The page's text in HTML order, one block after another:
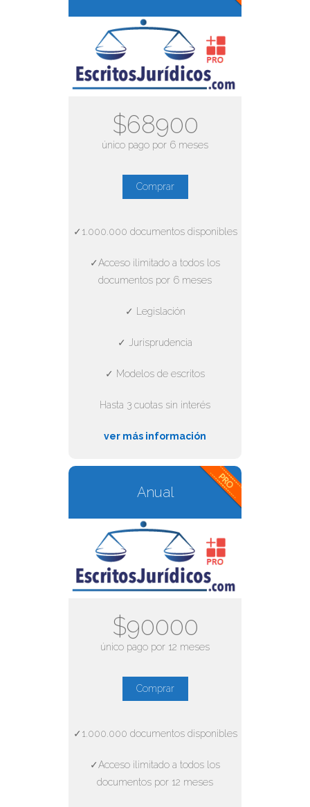
$68900
único pago por 6 meses
Comprar
✓1.000.000 documentos disponibles
✓Acceso ilimitado a todos los
documentos por 6 meses
✓ Legislación
✓ Jurisprudencia
✓ Modelos de escritos
Hasta 3 cuotas sin interés
ver más información
Anual
$90000
único pago por 12 meses
Comprar
✓1.000.000 documentos disponibles
✓Acceso ilimitado a todos los
documentos por 12 meses